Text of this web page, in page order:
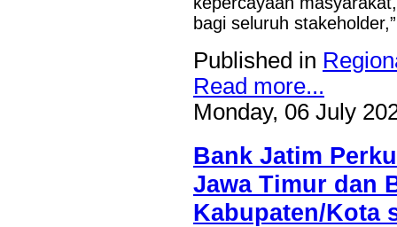
bagi seluruh
Published in
Read more...
Monday, 06 July
Bank Jatim
Jawa Timur dan
Kabupaten/Kota